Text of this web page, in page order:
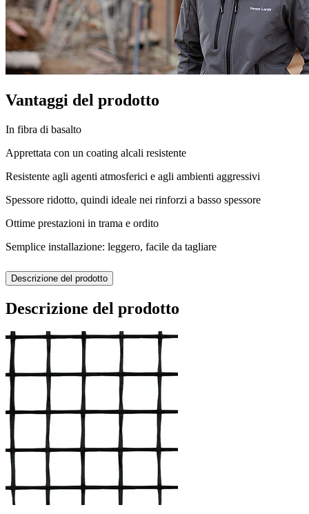
Vantaggi del prodotto
In fibra di basalto
Apprettata con un coating alcali resistente
Resistente agli agenti atmosferici e agli ambienti aggressivi
Spessore ridotto, quindi ideale nei rinforzi a basso spessore
Ottime prestazioni in trama e ordito
Semplice installazione: leggero, facile da tagliare
Descrizione del prodotto
Descrizione del prodotto